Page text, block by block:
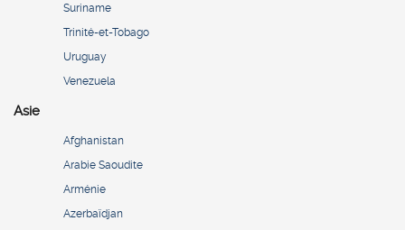
Suriname
Trinité-et-Tobago
Uruguay
Venezuela
Asie
Afghanistan
Arabie Saoudite
Arménie
Azerbaïdjan